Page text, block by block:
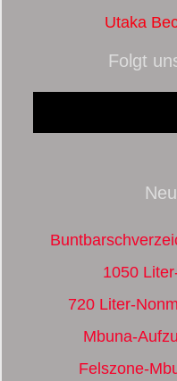
Utaka
Folgt
1050
720 Liter-
Mbuna-
Felszone-